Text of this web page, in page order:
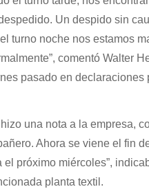
Un despido sin
turno noche nos estamos
comentó Walter
pasado en declaraciones
una nota a la empresa,
Ahora se viene el fin
próximo miércoles”,
planta textil.